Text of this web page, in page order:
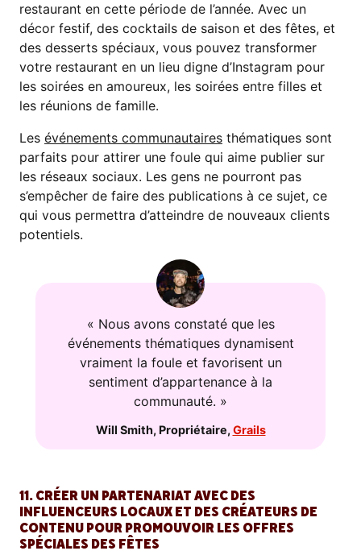
restaurant en cette période de l’année. Avec un
décor festif, des cocktails de saison et des fêtes, et
des desserts spéciaux, vous pouvez transformer
votre restaurant en un lieu digne d’Instagram pour
les soirées en amoureux, les soirées entre filles et
les réunions de famille.
Les événements communautaires thématiques sont
parfaits pour attirer une foule qui aime publier sur
les réseaux sociaux. Les gens ne pourront pas
s’empêcher de faire des publications à ce sujet, ce
qui vous permettra d’atteindre de nouveaux clients
potentiels.
« Nous avons constaté que les
événements thématiques dynamisent
vraiment la foule et favorisent un
sentiment d’appartenance à la
communauté. »
Will Smith, Propriétaire, Grails
11. CRÉER UN PARTENARIAT AVEC DES
INFLUENCEURS LOCAUX ET DES CRÉATEURS DE
CONTENU POUR PROMOUVOIR LES OFFRES
SPÉCIALES DES FÊTES